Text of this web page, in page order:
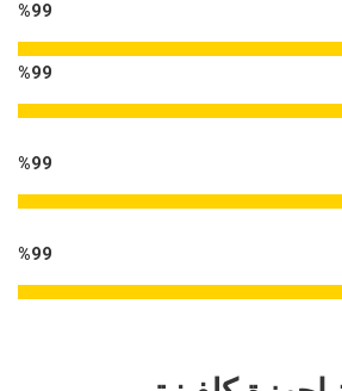
%99
%99
%99
%99